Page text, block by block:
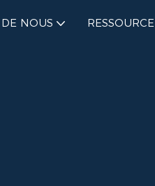
NOUS RESSOURCE